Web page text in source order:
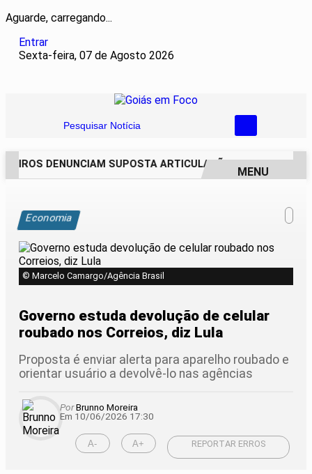
Aguarde, carregando...
Entrar
Sexta-feira, 07 de Agosto 2026
Pesquisar Notícia
DENUNCIAM SUPOSTA ARTICULAÇÃO PARA
MENU
Economia
© Marcelo Camargo/Agência Brasil
Governo estuda devolução de celular
roubado nos Correios, diz Lula
Proposta é enviar alerta para aparelho roubado e
orientar usuário a devolvê-lo nas agências
PorBrunno Moreira
Em 10/06/2026 17:30
A- A+ REPORTAR ERROS